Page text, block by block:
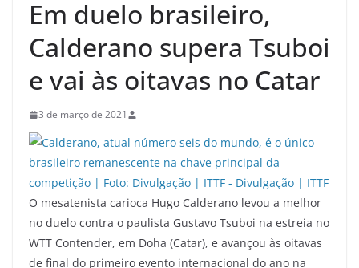
Em duelo brasileiro,
Calderano supera Tsuboi
e vai às oitavas no Catar
3 de março de 2021
O mesatenista carioca Hugo Calderano levou a melhor
no duelo contra o paulista Gustavo Tsuboi na estreia no
WTT Contender, em Doha (Catar), e avançou às oitavas
de final do primeiro evento internacional do ano na